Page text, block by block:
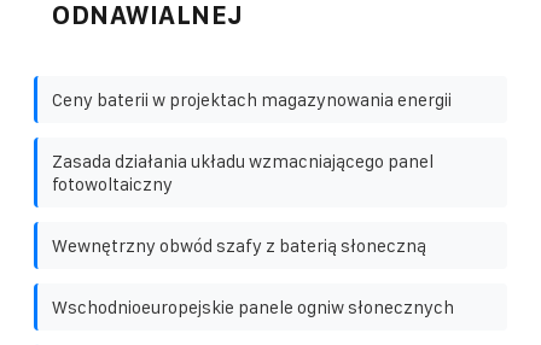
ODNAWIALNEJ
Ceny baterii w projektach magazynowania energii
Zasada działania układu wzmacniającego panel
fotowoltaiczny
Wewnętrzny obwód szafy z baterią słoneczną
Wschodnioeuropejskie panele ogniw słonecznych